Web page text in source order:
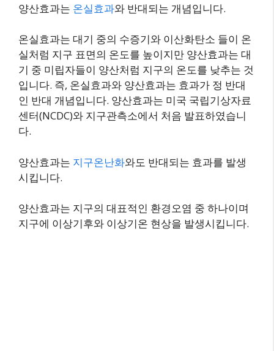
양산효과는 온실효과와 반대되는 개념입니다.
온실효과는 대기 중의 수증기와 이산화탄소 들이 온
실처럼 지구 표면의 온도를 높이지만 양산효과는 대
기 중 미립자들이 양산처럼 지구의 온도를 낮추는 것
입니다. 즉, 온실효과와 양산효과는 효과가 정 반대
인 반대 개념입니다. 양산효과는 미국 국립기상자료
센터(NCDC)와 지구관측소에서 처음 발표하였습니
다.
양산효과는 지구온난화와도 반대되는 효과를 발생
시킵니다.
양산효과는 지구의 대표적인 환경오염 중 하나이며
지구에 이상기후와 이상기온 현상을 발생시킵니다.